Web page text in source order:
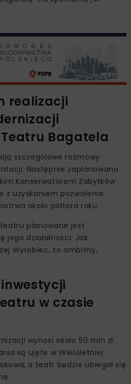
realizacji
Bagatela
szczegółowe rozmowy
Następnie zaplanowano
Konserwatorem Zabytków
z uzyskaniem pozwolenia
około półtora roku.
planowane jest
jego działalności. Jak
Wyrobiec, to ambitny,
w czasie
wynosi około 50 mln zł.
są ujęte w Wieloletniej
a teatr będzie ubiegał się